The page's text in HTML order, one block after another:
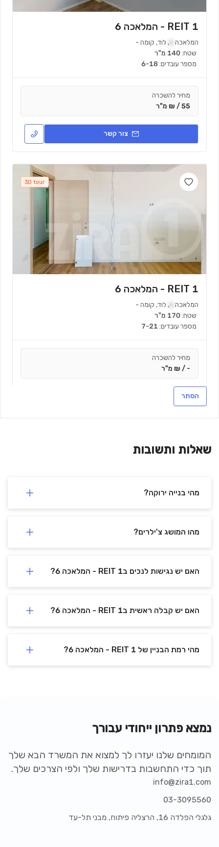
REIT 1 - המלאכה 6
המלאכה , לוד, קומה -
שטח:140 מ"ר
מספר עובדים:6-18
מחיר להשכרה
55 / ₪ מ"ר
צור קשר
3D tour
REIT 1 - המלאכה 6
המלאכה , לוד, קומה -
שטח:170 מ"ר
מספר עובדים:7-21
מחיר להשכרה
- / ₪ מ"ר
REIT 1 - המלאכה 6
קומה
מספר עובדים:17-53
REIT 1 - המלאכה 6
הסתר
שאלות ותשובות
מהי בנייה ירוקה?
מהו המושג צ'ילרים?
האם יש נגישות לנכים בREIT 1 - המלאכה 6?
האם יש קבלה ראשית בREIT 1 - המלאכה 6?
מהי רמת הבניין של REIT 1 - המלאכה 6?
נמצא פתרון ייחודי עבורך
המומחים שלנו יעזרו לך למצוא את המשרד הבא שלך
תוך כדי התחשבות בדרישות שלך ולפי הצרכים שלך.
info@zira1.com
03-3095560
גלגלי הפלדה 16, הרצליה פיתוח, מבני תל-עד